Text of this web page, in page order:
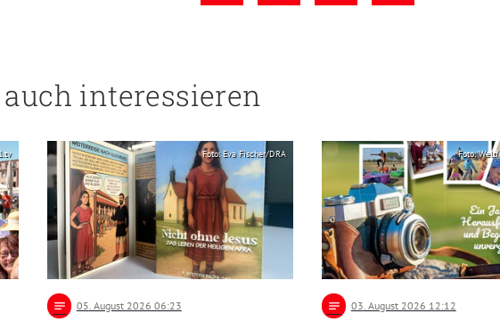
interessieren
Foto: Eva Fischer/DRA
notes 05 . August 2026 06:23
Foto:
notes 03 . August 2026 12:12